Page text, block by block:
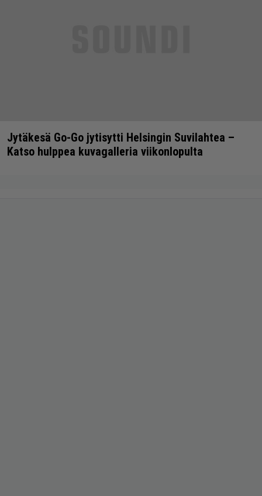
Jytäkesä Go-Go jytisytti Helsingin Suvilahtea –
Katso hulppea kuvagalleria viikonlopulta